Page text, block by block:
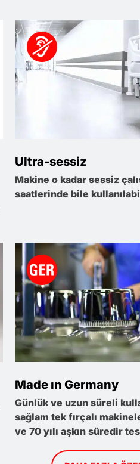
Ultra-sessiz
Makine o kadar sessiz
saatlerinde bile
Made ın Germany
Günlük ve uzun süreli
sağlam tek fırçalı
ve 70 yılı aşkın süredir